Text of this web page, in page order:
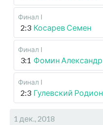
Финал I
2:3 Косарев Семен
Финал I
3:1 Фомин Александр
Финал I
2:3 Гулевский Родион
1 дек., 2018